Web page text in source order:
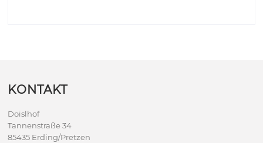
KONTAKT
Doislhof
Tannenstraße 34
85435 Erding/Pretzen